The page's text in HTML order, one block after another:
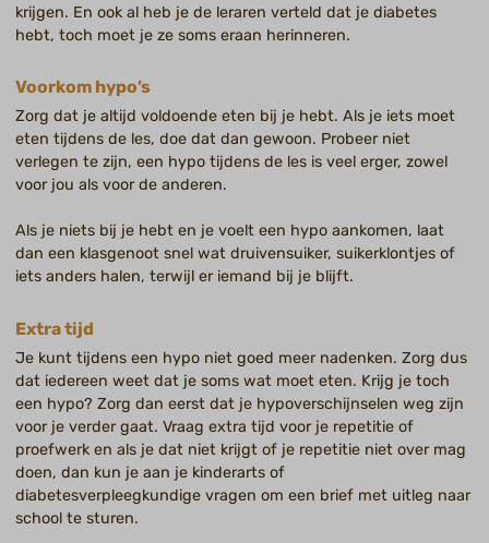
krijgen. En ook al heb je de leraren verteld dat je diabetes
hebt, toch moet je ze soms eraan herinneren.
Voorkom hypo’s
Zorg dat je altijd voldoende eten bij je hebt. Als je iets moet
eten tijdens de les, doe dat dan gewoon. Probeer niet
verlegen te zijn, een hypo tijdens de les is veel erger, zowel
voor jou als voor de anderen.
Als je niets bij je hebt en je voelt een hypo aankomen, laat
dan een klasgenoot snel wat druivensuiker, suikerklontjes of
iets anders halen, terwijl er iemand bij je blijft.
Extra tijd
Je kunt tijdens een hypo niet goed meer nadenken. Zorg dus
dat iedereen weet dat je soms wat moet eten. Krijg je toch
een hypo? Zorg dan eerst dat je hypoverschijnselen weg zijn
voor je verder gaat. Vraag extra tijd voor je repetitie of
proefwerk en als je dat niet krijgt of je repetitie niet over mag
doen, dan kun je aan je kinderarts of
diabetesverpleegkundige vragen om een brief met uitleg naar
school te sturen.